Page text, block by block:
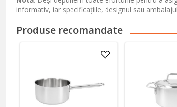
informativ, iar specificațiile, designul sau
Produse recomandate